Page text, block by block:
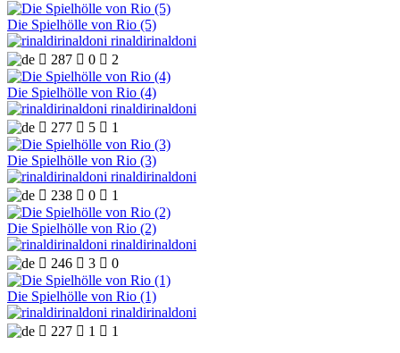
Die Spielhölle von Rio (5)
rinaldirinaldoni
 287  0  2
Die Spielhölle von Rio (4)
rinaldirinaldoni
 277  5  1
Die Spielhölle von Rio (3)
rinaldirinaldoni
 238  0  1
Die Spielhölle von Rio (2)
rinaldirinaldoni
 246  3  0
Die Spielhölle von Rio (1)
rinaldirinaldoni
 227  1  1